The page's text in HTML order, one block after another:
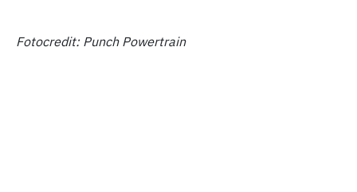
Fotocredit: Punch Powertrain